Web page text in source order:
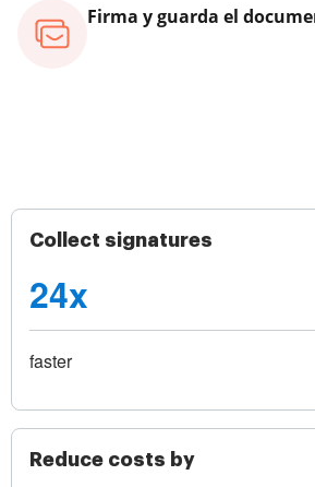
Firma y guarda el
Collect signatures
24x
faster
Reduce costs by